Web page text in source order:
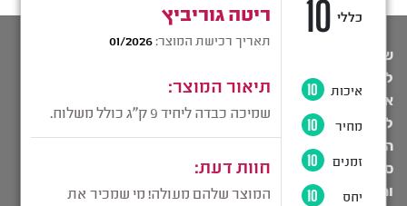
שימו לב: התכנים המופיעים באתר זה אינם מהווים תחליף
לייעוץ רפואי ו/או מקצועי. כל מטרת המידע הנ”ל לספק ידע
אישי רחב למשתמשי האתר ואין לראות בהם כלל תחליף
להתייעצות עם רופא מומחה ו/או פסיכולוג מומחה. לכותבי
התוכן באתר ניסיון אישי מול מאות מטופלים אשר ניסו באופן
ספציפי את חווית השמיכה הכבדה של פרופריו, וכל ההמלצות
והתוכן הכתוב מגיע מתוך ניסיון והיכרות עם מאות מטופלים